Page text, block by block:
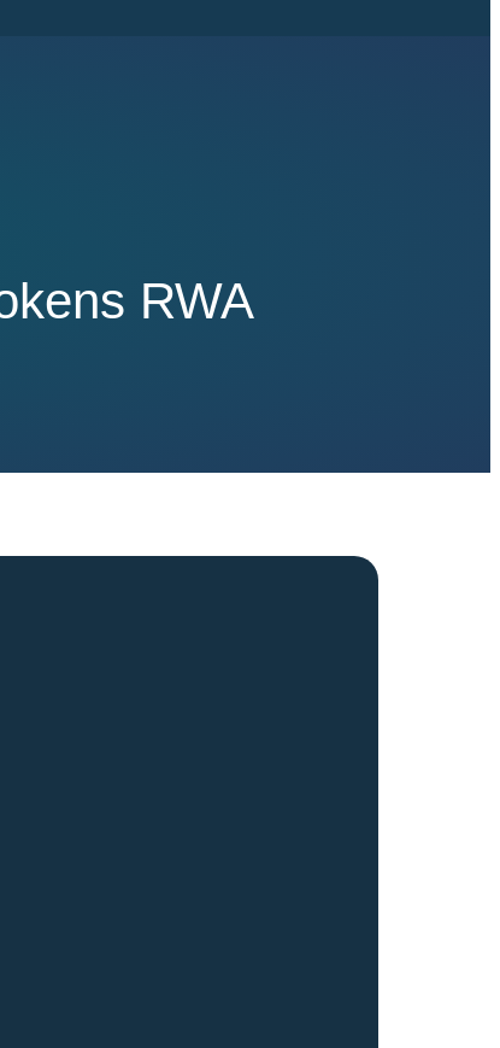
RWA